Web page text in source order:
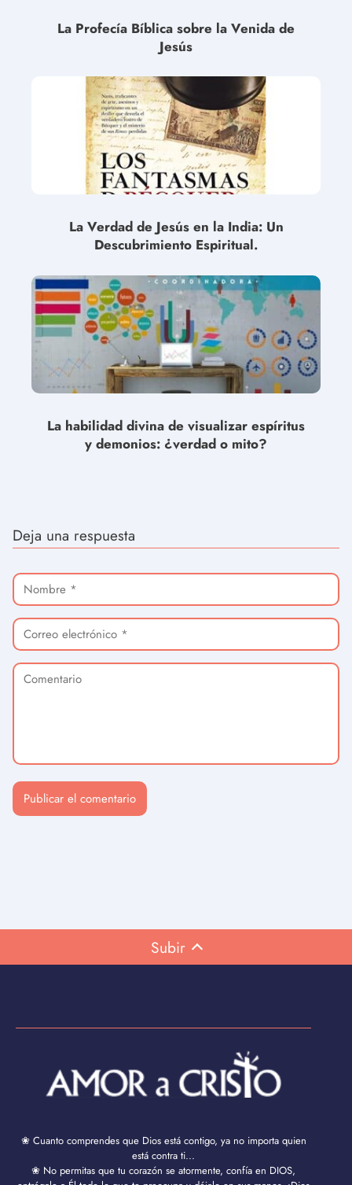
La Profecía Bíblica sobre la Venida de
Jesús
La Verdad de Jesús en la India: Un
Descubrimiento Espiritual.
La habilidad divina de visualizar espíritus
y demonios: ¿verdad o mito?
Deja una respuesta
Subir
❀ Cuanto comprendes que Dios está contigo, ya no importa quien
está contra ti...
❀ No permitas que tu corazón se atormente, confía en DIOS,